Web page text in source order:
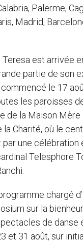
Palerme,
Madrid,
Teresa est arrivée
partie de son
le 17
les paroisses
de la Maison Mère
Charité, où le
par une célébration
Telesphore
chargé
sur la
de danse
et 31 août, sur